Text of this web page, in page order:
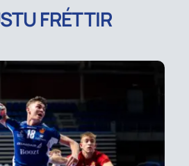
FRÉTTIR